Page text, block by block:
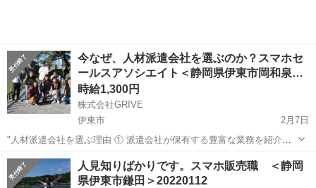
今なぜ、人材派遣会社を選ぶのか？スマホセ
ールスアソシエイト＜静岡県伊東市岡和泉…
時給1,300円
株式会社GRIVE
伊東市
2月7日
"人材派遣会社を選ぶ理由 ① 派遣会社が保有する豊富な業務を紹介し
てもらえる ② 交通費の支給がある グライヴでは交通費を規定全額支
給しております。 ③ 面接時に準備する書類が少ない、手間がかからな
い ④ 応募から...
静岡 伊東市 携帯ショップ
人見知りばかりです。スマホ販売職 ＜静岡
県伊東市鎌田＞20220112